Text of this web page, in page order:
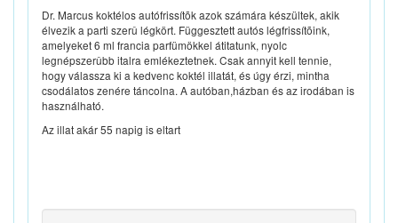
Dr. Marcus koktélos autófrissítõk azok számára készültek, akik
élvezik a parti szerû légkört. Függesztett autós légfrissítõink,
amelyeket 6 ml francia parfümökkel átitatunk, nyolc
legnépszerûbb italra emlékeztetnek. Csak annyit kell tennie,
hogy válassza ki a kedvenc koktél illatát, és úgy érzi, mintha
csodálatos zenére táncolna. A autóban,házban és az irodában is
használható.
Az illat akár 55 napig is eltart